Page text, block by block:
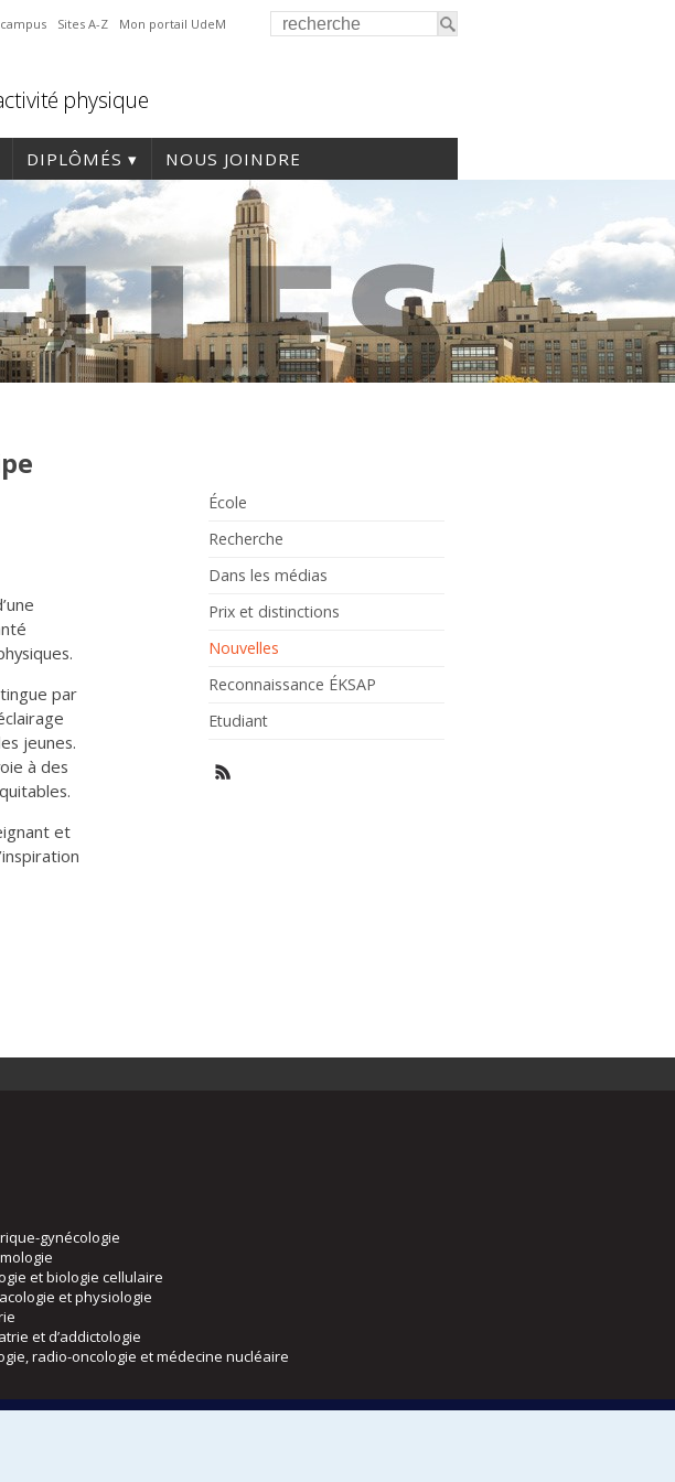
Sites A-Z Mon portail UdeM
physique
DIPLÔMÉS NOUS JOINDRE
École
Recherche
Dans les médias
Prix et distinctions
Nouvelles
Reconnaissance ÉKSAP
Etudiant
par
jeunes.
à des
et
gynécologie
et biologie cellulaire
et physiologie
et d’addictologie
radio-oncologie et médecine nucléaire